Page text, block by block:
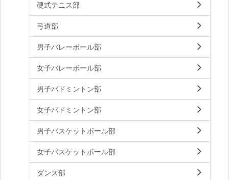
硬式テニス部
弓道部
男子バレーボール部
女子バレーボール部
男子バドミントン部
女子バドミントン部
男子バスケットボール部
女子バスケットボール部
ダンス部